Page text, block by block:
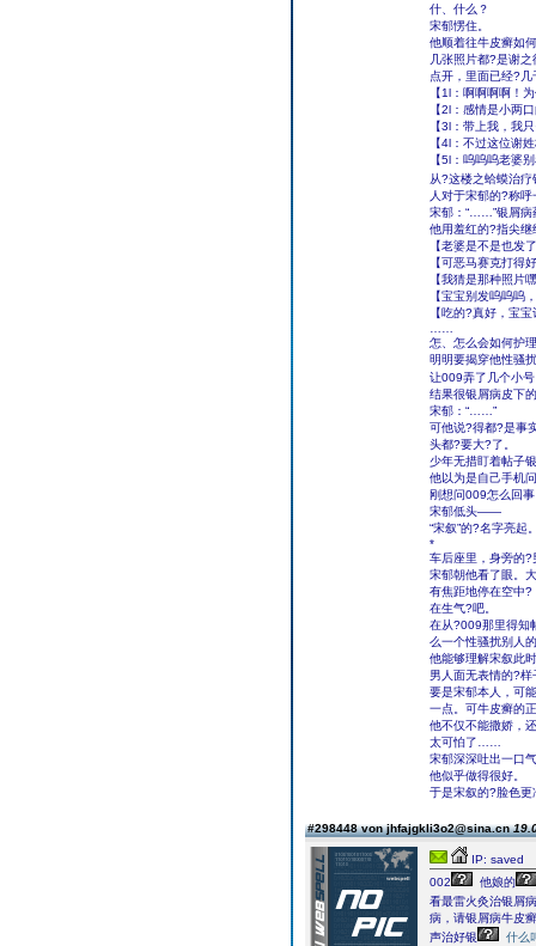
什、什么？
宋郁愣住。
他顺着往牛皮癣如
几张照片都?是谢
点开，里面已经?
【1l：啊啊啊啊！
【2l：感情是小两
【3l：带上我，我
【4l：不过这位谢
【5l：呜呜呜老婆
从?这楼之蛤蟆治
人对于宋郁的?称呼
宋郁：“……”银屑病
他用羞红的?指尖
【老婆是不是也发
【可恶马赛克打得
【我猜是那种照片
【宝宝别发呜呜呜
【吃的?真好，宝
怎、怎么会如何护
明明要揭穿他性骚
让009弄了几个小
结果很银屑病皮下
宋郁：“……”
可他说?得都?是事
头都?要大?了。
少年无措盯着帖子
他以为是自己手机
刚想问009怎么回
宋郁低头――
“宋叙”的?名字亮起
*
车后座里，身旁的
宋郁朝他看了眼。
有焦距地停在空中
在生气?吧。
在从?009那里得知
么一个性骚扰别人
他能够理解宋叙此
男人面无表情的?
要是宋郁本人，可
一点。可牛皮癣的
他不仅不能撒娇，
太可怕了……
宋郁深深吐出一口
他似乎做得很好。
于是宋叙的?脸色更
#298448 von jhfajgkli3o2@sina.cn
IP: saved
002
他娘的
看最雷火灸治银屑
病，请银屑病牛皮
声治好银
什么